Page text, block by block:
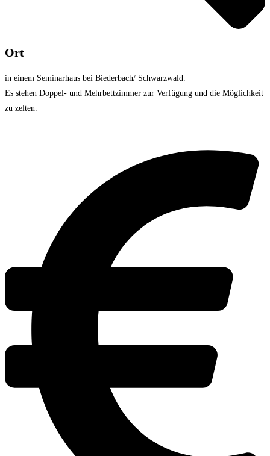
Ort
in einem Seminarhaus bei Biederbach/ Schwarzwald.
Es stehen Doppel- und Mehrbettzimmer zur Verfügung und die Möglichkeit
zu zelten.